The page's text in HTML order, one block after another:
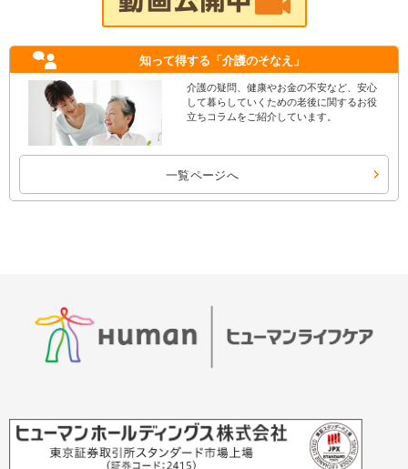
知って得する 「介護のそなえ」
介護の疑問、健康やお金の不安など、安心
して暮らしていくための老後に関するお役
立ちコラムをご紹介しています。
一覧ページへ